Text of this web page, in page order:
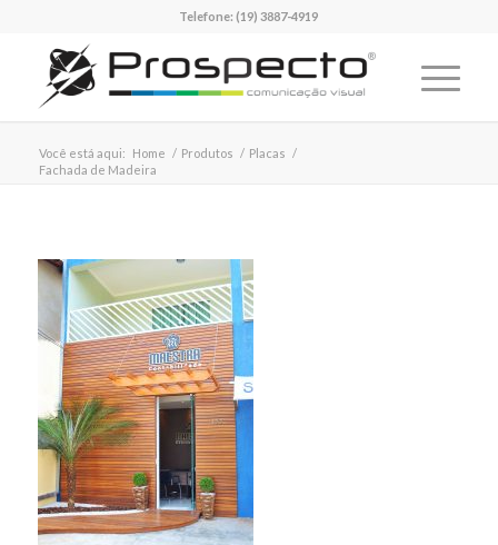
Telefone:(19) 3887-4919
Você está aqui: Home / Produtos / Placas /
Fachada de Madeira